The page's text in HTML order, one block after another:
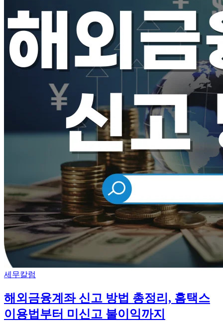
Categories
세무칼럼
해외금융계좌 신고 방법 총정리, 홈택스
이용법부터 미신고 불이익까지